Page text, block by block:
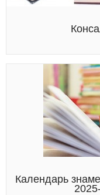
Календарь